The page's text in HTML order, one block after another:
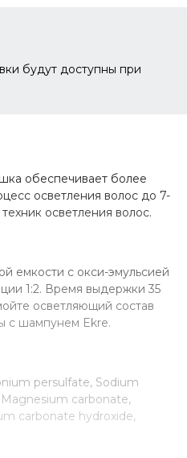
будут доступны при
обеспечивает более
осветления волос до 7-
осветления волос.
емкости с окси-эмульсией
1:2. Время выдержки 35
осветляющий состав
с шампунем Ekre.
persulfate, Sodium
carbonate,
carbonate hydroxide,